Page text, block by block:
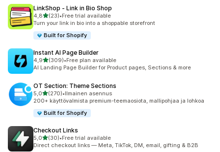
LinkShop ‑ Link in Bio Shop
4,8/ 5 tähteä
(23)
23 arvostelua yhteensä
•Free trial available
Turn your link in bio into a shoppable storefront
Built for Shopify
Instant AI Page Builder
4,9/ 5 tähteä
(309)
309 arvostelua yhteensä
•Free plan available
AI Landing Page Builder for Product pages, Sections & more
OT Section: Theme Sections
5,0/ 5 tähteä
(270)
270 arvostelua yhteensä
•Ilmainen asennus
200+ käyttövalmista premium-teemaosiota, mallipohjaa ja lohkoa
Built for Shopify
Checkout Links
5,0/ 5 tähteä
(30)
30 arvostelua yhteensä
•Free trial available
Direct checkout links — Meta, TikTok, DM, email, gifting & B2B